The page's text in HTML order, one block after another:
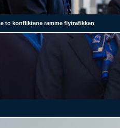
to konfliktene ramme flytrafikken